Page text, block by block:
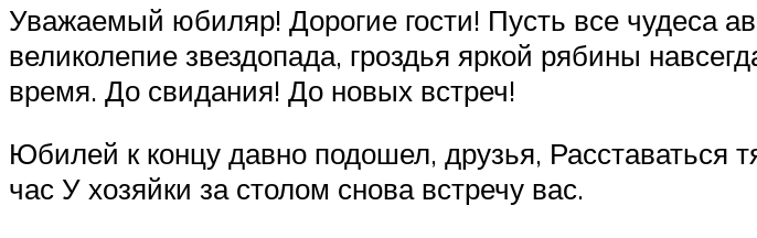
Уважаемый юбиляр! Дорогие гости! Пусть все чудеса
великолепие звездопада, гроздья яркой рябины
время. До свидания! До новых встреч!
Юбилей к концу давно подошел, друзья, Расставаться
час У хозяйки за столом снова встречу вас.